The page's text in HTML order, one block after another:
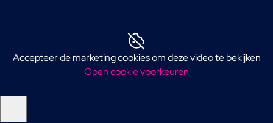
Accepteer de marketing cookies om deze video te bekijken
Open cookie voorkeuren